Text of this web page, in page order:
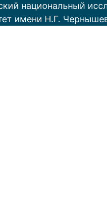
национальный
имени Н.Г.